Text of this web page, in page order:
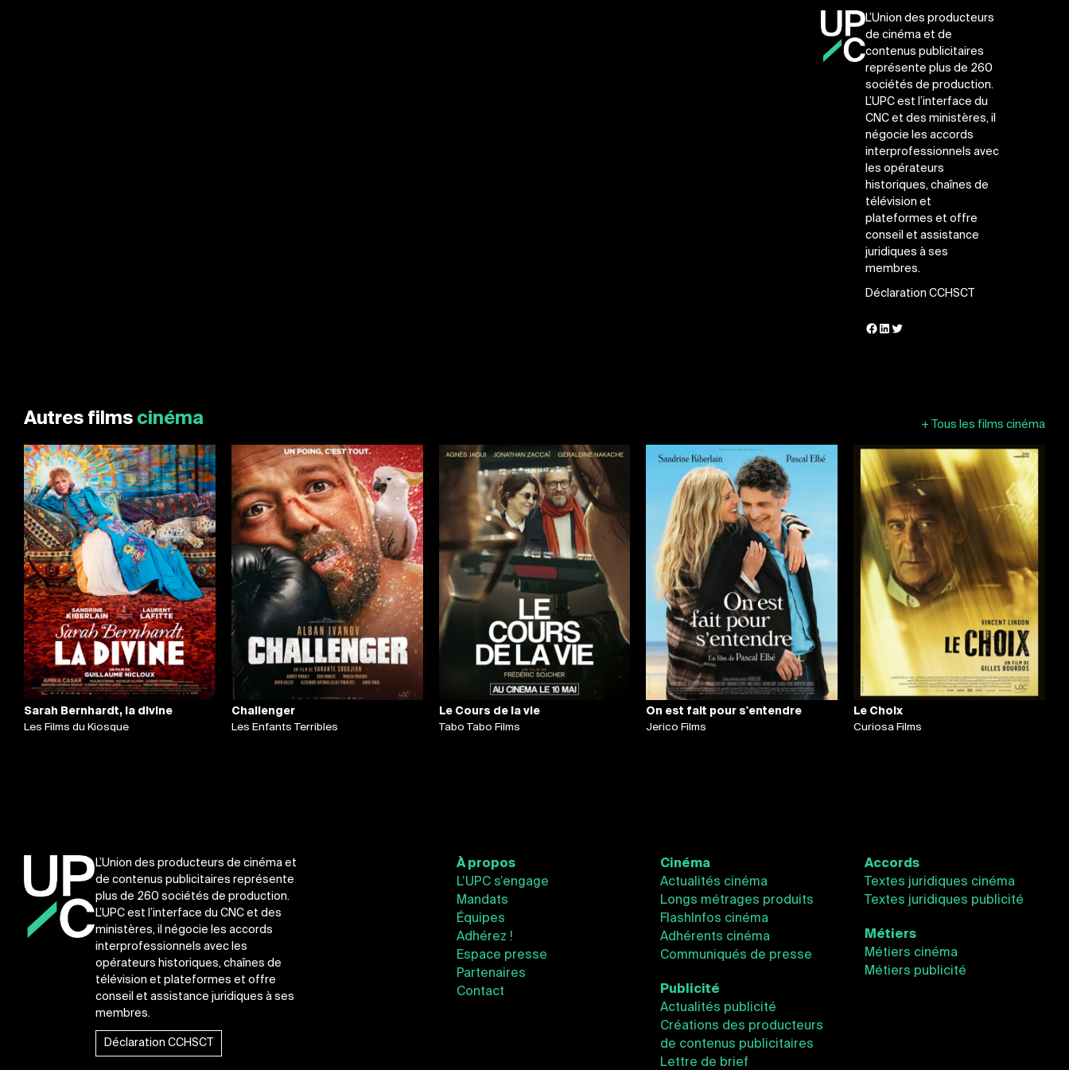
L’Union des producteurs
de cinéma et de
contenus publicitaires
représente plus de 260
sociétés de production.
L’UPC est l’interface du
CNC et des ministères, il
négocie les accords
interprofessionnels avec
les opérateurs
historiques, chaînes de
télévision et
plateformes et offre
conseil et assistance
juridiques à ses
membres.
Déclaration CCHSCT
Facebook
LinkedIn
Twitter
Autres films cinéma + Tous les films cinéma
Sarah Bernhardt, la divine
Les Films du Kiosque
Challenger
Les Enfants Terribles
Le Cours de la vie
Tabo Tabo Films
On est fait pour s'entendre
Jerico Films
Le Choix
Curiosa Films
L’Union des producteurs de cinéma et
de contenus publicitaires représente
plus de 260 sociétés de production.
L’UPC est l’interface du CNC et des
ministères, il négocie les accords
interprofessionnels avec les
opérateurs historiques, chaînes de
télévision et plateformes et offre
conseil et assistance juridiques à ses
membres.
Déclaration CCHSCT
À propos
L’UPC s’engage
Mandats
Équipes
Adhérez !
Espace presse
Partenaires
Contact
Cinéma
Actualités cinéma
Longs métrages produits
FlashInfos cinéma
Adhérents cinéma
Communiqués de presse
Publicité
Actualités publicité
Créations des producteurs
de contenus publicitaires
Lettre de brief
Accords
Textes juridiques cinéma
Textes juridiques publicité
Métiers
Métiers cinéma
Métiers publicité